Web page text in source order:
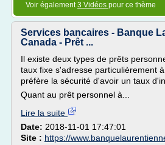
Voir également3 Vidéos pour ce thème
Services bancaires - Banque
Canada - Prêt ...
Il existe deux types de prêts
taux fixe s'adresse particulièrement
préfère la sécurité d'avoir un taux
Quant au prêt personnel à...
Lire la suite
Date: 2018-11-01 17:47:01
Site : https://